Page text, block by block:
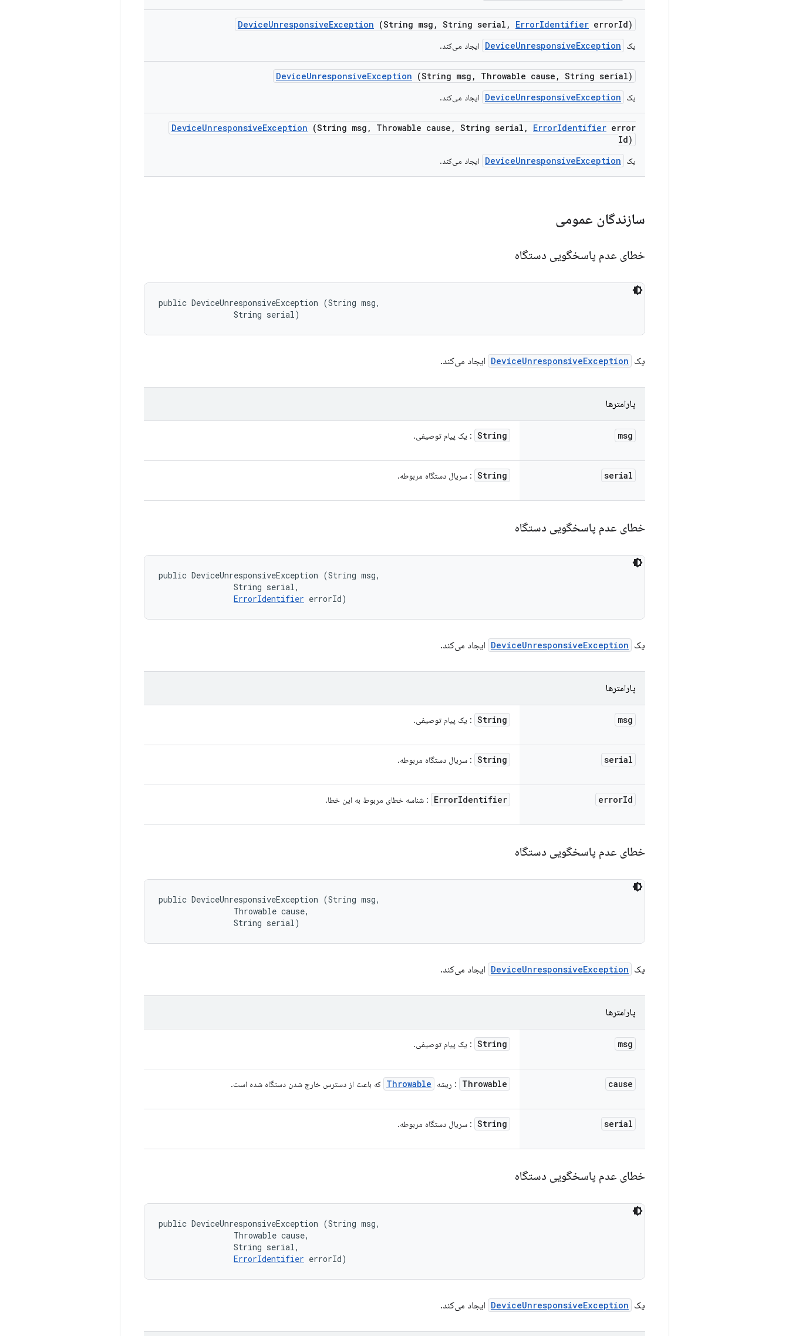
DeviceUnresponsiveException (String msg , String serial , ErrorIdentifier errorId)
یک DeviceUnresponsiveException ایجاد می‌کند.
DeviceUnresponsiveException (String msg , Throwable cause , String serial)
یک DeviceUnresponsiveException ایجاد می‌کند.
DeviceUnresponsiveException (String msg , Throwable cause , String serial , ErrorIdentifier error
Id)
یک DeviceUnresponsiveException ایجاد می‌کند.
سازندگان عمومی
خطای عدم پاسخگویی دستگاه
public DeviceUnresponsiveException (String msg,
                String serial)
یک DeviceUnresponsiveException ایجاد می‌کند.
پارامترها
msg
String : یک پیام توصیفی.
serial
String : سریال دستگاه مربوطه.
خطای عدم پاسخگویی دستگاه
public DeviceUnresponsiveException (String msg,
                String serial,
ErrorIdentifier errorId)
یک DeviceUnresponsiveException ایجاد می‌کند.
پارامترها
msg
String : یک پیام توصیفی.
serial
String : سریال دستگاه مربوطه.
errorId
ErrorIdentifier : شناسه خطای مربوط به این خطا.
خطای عدم پاسخگویی دستگاه
public DeviceUnresponsiveException (String msg,
                Throwable cause,
                String serial)
یک DeviceUnresponsiveException ایجاد می‌کند.
پارامترها
msg
String : یک پیام توصیفی.
cause
Throwable : ریشه Throwable که باعث از دسترس خارج شدن دستگاه شده است.
serial
String : سریال دستگاه مربوطه.
خطای عدم پاسخگویی دستگاه
public DeviceUnresponsiveException (String msg,
                Throwable cause,
                String serial,
ErrorIdentifier errorId)
یک DeviceUnresponsiveException ایجاد می‌کند.